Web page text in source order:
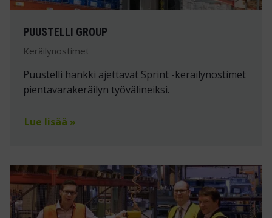
PUUSTELLI GROUP
Keräilynostimet
Puustelli hankki ajettavat Sprint -keräilynostimet
pientavarakeräilyn työvälineiksi.
Lue lisää »